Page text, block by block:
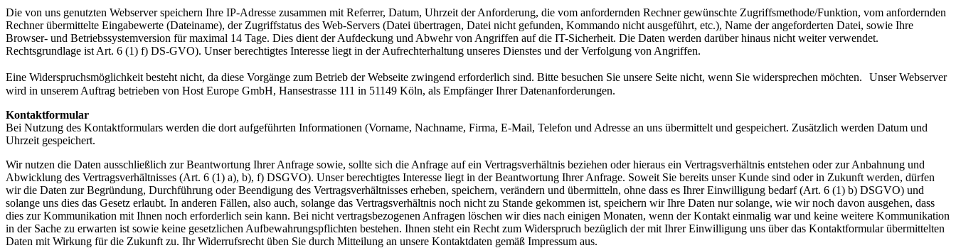
Die von uns genutzten Webserver speichern Ihre IP-Adresse zusammen mit Referrer, Datum, Uhrzeit der Anforderung, die vom anfordernden Rechner gewünschte Zugriffsmethode/Funktion, vom anfordernden
Rechner übermittelte Eingabewerte (Dateiname), der Zugriffstatus des Web-Servers (Datei übertragen, Datei nicht gefunden, Kommando nicht ausgeführt, etc.), Name der angeforderten Datei, sowie Ihre
Browser- und Betriebssystemversion für maximal 14 Tage. Dies dient der Aufdeckung und Abwehr von Angriffen auf die IT-Sicherheit. Die Daten werden darüber hinaus nicht weiter verwendet.
Rechtsgrundlage ist Art. 6 (1) f) DS-GVO). Unser berechtigtes Interesse liegt in der Aufrechterhaltung unseres Dienstes und der Verfolgung von Angriffen.
Eine Widerspruchsmöglichkeit besteht nicht, da diese Vorgänge zum Betrieb der Webseite zwingend erforderlich sind. Bitte besuchen Sie unsere Seite nicht, wenn Sie widersprechen möchten. Unser Webserver
wird in unserem Auftrag betrieben von Host Europe GmbH, Hansestrasse 111 in 51149 Köln, als Empfänger Ihrer Datenanforderungen.
Kontaktformular
Bei Nutzung des Kontaktformulars werden die dort aufgeführten Informationen (Vorname, Nachname, Firma, E-Mail, Telefon und Adresse an uns übermittelt und gespeichert. Zusätzlich werden Datum und
Uhrzeit gespeichert.
Wir nutzen die Daten ausschließlich zur Beantwortung Ihrer Anfrage sowie, sollte sich die Anfrage auf ein Vertragsverhältnis beziehen oder hieraus ein Vertragsverhältnis entstehen oder zur Anbahnung und
Abwicklung des Vertragsverhältnisses (Art. 6 (1) a), b), f) DSGVO). Unser berechtigtes Interesse liegt in der Beantwortung Ihrer Anfrage. Soweit Sie bereits unser Kunde sind oder in Zukunft werden, dürfen
wir die Daten zur Begründung, Durchführung oder Beendigung des Vertragsverhältnisses erheben, speichern, verändern und übermitteln, ohne dass es Ihrer Einwilligung bedarf (Art. 6 (1) b) DSGVO) und
solange uns dies das Gesetz erlaubt. In anderen Fällen, also auch, solange das Vertragsverhältnis noch nicht zu Stande gekommen ist, speichern wir Ihre Daten nur solange, wie wir noch davon ausgehen, dass
dies zur Kommunikation mit Ihnen noch erforderlich sein kann. Bei nicht vertragsbezogenen Anfragen löschen wir dies nach einigen Monaten, wenn der Kontakt einmalig war und keine weitere Kommunikation
in der Sache zu erwarten ist sowie keine gesetzlichen Aufbewahrungspflichten bestehen. Ihnen steht ein Recht zum Widerspruch bezüglich der mit Ihrer Einwilligung uns über das Kontaktformular übermittelten
Daten mit Wirkung für die Zukunft zu. Ihr Widerrufsrecht üben Sie durch Mitteilung an unsere Kontaktdaten gemäß Impressum aus.